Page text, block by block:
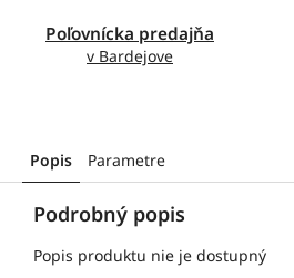
Poľovnícka predajňa
v Bardejove
Popis Parametre
Podrobný popis
Popis produktu nie je dostupný